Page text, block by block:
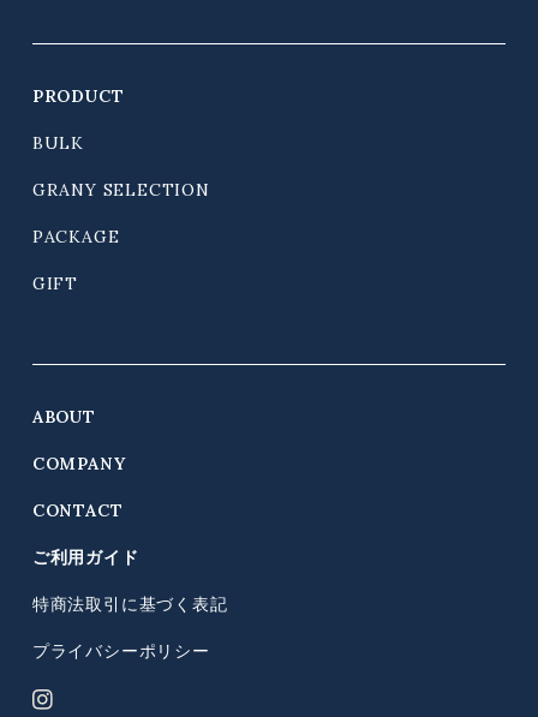
PRODUCT
BULK
GRANY SELECTION
PACKAGE
GIFT
ABOUT
COMPANY
CONTACT
ご利用ガイド
特商法取引に基づく表記
プライバシーポリシー